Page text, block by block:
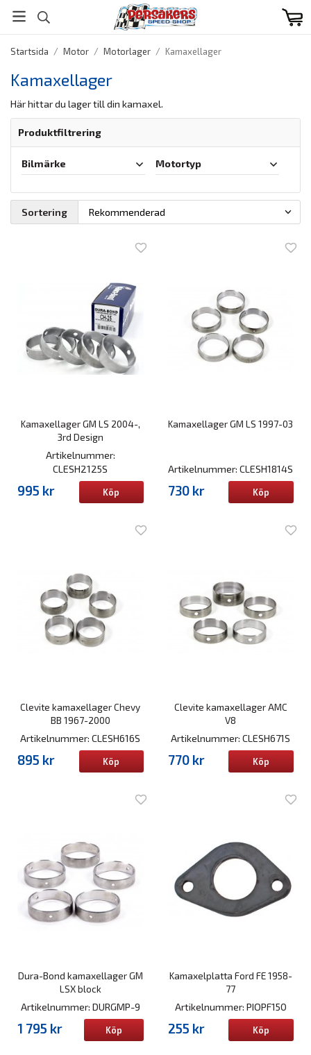
Startsida / Motor / Motorlager / Kamaxellager
Kamaxellager
Här hittar du lager till din kamaxel.
Produktfiltrering
Bilmärke Motortyp
Sortering
Kamaxellager GM LS 2004-,
3rd Design
Artikelnummer:
CLESH2125S
995 kr Köp
Kamaxellager GM LS 1997-03
Artikelnummer: CLESH1814S
730 kr Köp
Clevite kamaxellager Chevy
BB 1967-2000
Artikelnummer: CLESH616S
895 kr Köp
Clevite kamaxellager AMC
V8
Artikelnummer: CLESH671S
770 kr Köp
Dura-Bond kamaxellager GM
LSX block
Artikelnummer: DURGMP-9
1 795 kr Köp
Kamaxelplatta Ford FE 1958-
77
Artikelnummer: PIOPF150
255 kr Köp